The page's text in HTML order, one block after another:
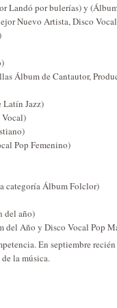
Landó por bulerías) y
Nuevo Artista, Disco
Álbum de Cantautor,
Jazz)
Pop Femenino)
categoría Álbum Folclor)
del año)
del Año y Disco Vocal Pop
En septiembre
la música.